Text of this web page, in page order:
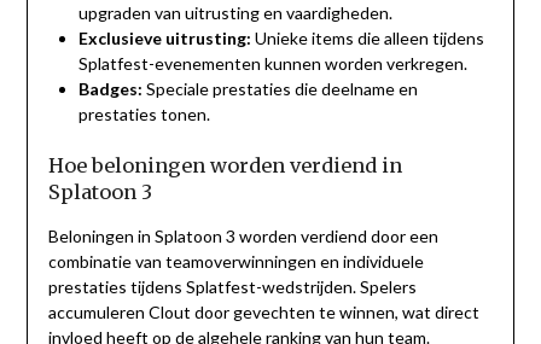
upgraden van uitrusting en vaardigheden.
Exclusieve uitrusting: Unieke items die alleen tijdens
Splatfest-evenementen kunnen worden verkregen.
Badges: Speciale prestaties die deelname en
prestaties tonen.
Hoe beloningen worden verdiend in
Splatoon 3
Beloningen in Splatoon 3 worden verdiend door een
combinatie van teamoverwinningen en individuele
prestaties tijdens Splatfest-wedstrijden. Spelers
accumuleren Clout door gevechten te winnen, wat direct
invloed heeft op de algehele ranking van hun team.